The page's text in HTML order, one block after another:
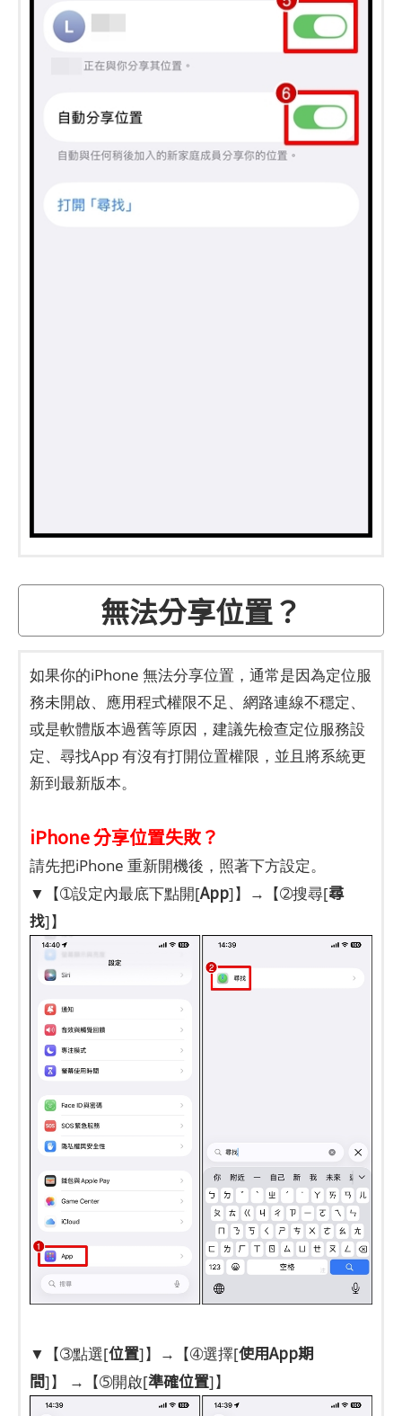
無法分享位置？
如果你的iPhone 無法分享位置，通常是因為定位服
務未開啟、應用程式權限不足、網路連線不穩定、
或是軟體版本過舊等原因，建議先檢查定位服務設
定、尋找App 有沒有打開位置權限，並且將系統更
新到最新版本。
iPhone 分享位置失敗？
請先把iPhone 重新開機後，照著下方設定。
▼【➀設定內最底下點開[App]】→【➁搜尋[尋
找]】
▼【➂點選[位置]】→【➃選擇[使用App期
間]】 →【➄開啟[準確位置]】